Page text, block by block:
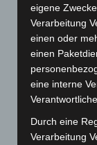
Leserbriefe
Menschen
Über uns
Veranstaltungen
Welt
eigene
Verarbeitung
einen oder
einen
eine interne
Durch eine
Verarbeitung